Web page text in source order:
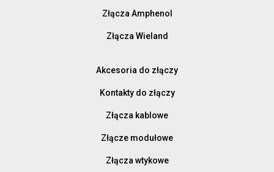
Złącza Amphenol
Złącza Wieland
Akcesoria do złączy
Kontakty do złączy
Złącza kablowe
Złącze modułowe
Złącza wtykowe